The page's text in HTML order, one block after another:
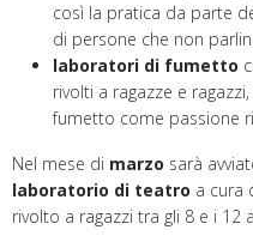
così la pratica da parte
di persone che non
laboratori di fumetto
rivolti a ragazze e
fumetto come passione
Nel mese di marzo sarà
laboratorio di teatro a cura
rivolto a ragazzi tra gli 8 e i 12